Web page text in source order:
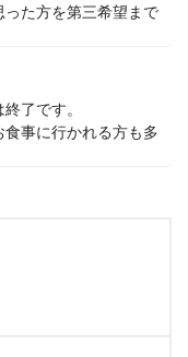
た方を第三希望まで
了です。
事に行かれる方も多